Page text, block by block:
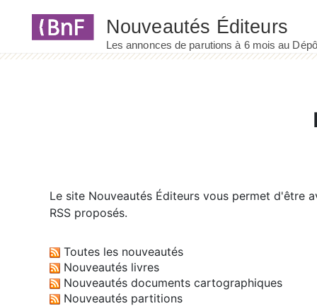
Le site Nouveautés Éditeurs vous permet d'être
RSS proposés.
Toutes les nouveautés
Nouveautés livres
Nouveautés documents cartographiques
Nouveautés partitions